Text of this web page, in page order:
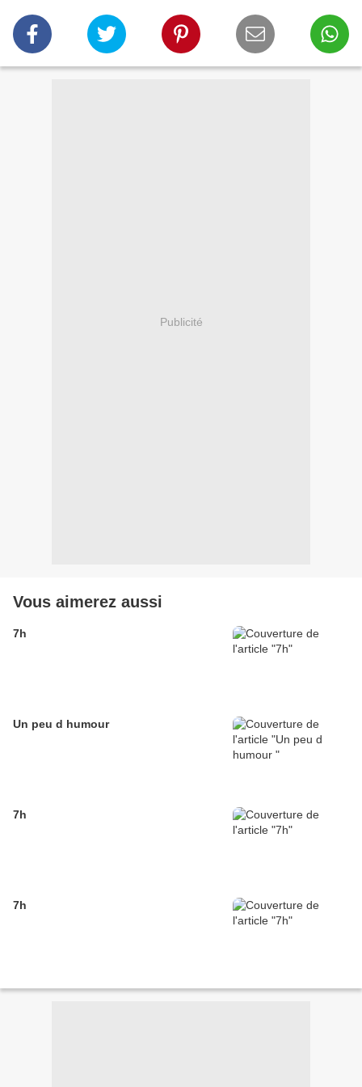
Publicité
Vous aimerez aussi
7h
Un peu d humour
7h
7h